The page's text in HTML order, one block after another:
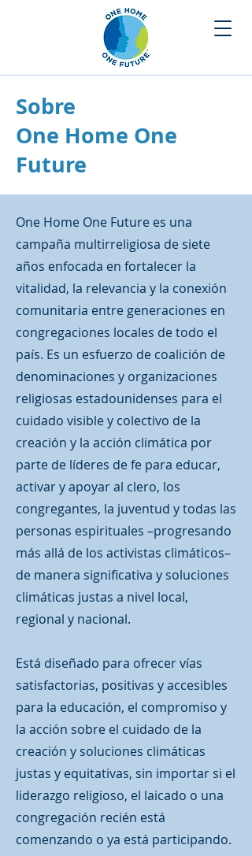
Sobre
One Home One
Future
One Home One Future es una
campaña multirreligiosa de siete
años enfocada en fortalecer la
vitalidad, la relevancia y la conexión
comunitaria entre generaciones en
congregaciones locales de todo el
país. Es un esfuerzo de coalición de
denominaciones y organizaciones
religiosas estadounidenses para el
cuidado visible y colectivo de la
creación y la acción climática por
parte de líderes de fe para educar,
activar y apoyar al clero, los
congregantes, la juventud y todas las
personas espirituales –progresando
más allá de los activistas climáticos–
de manera significativa y soluciones
climáticas justas a nivel local,
regional y nacional.
Está diseñado para ofrecer vías
satisfactorias, positivas y accesibles
para la educación, el compromiso y
la acción sobre el cuidado de la
creación y soluciones climáticas
justas y equitativas, sin importar si el
liderazgo religioso, el laicado o una
congregación recién está
comenzando o ya está participando.